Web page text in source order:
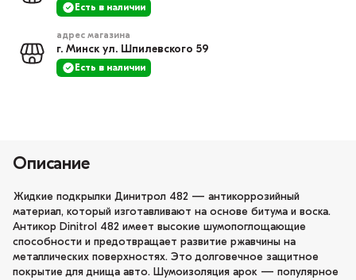
Есть в наличии
адрес магазина
г. Минск ул. Шпилевского 59
Есть в наличии
Описание
Жидкие подкрылки Динитрол 482 — антикоррозийный
материал, который изготавливают на основе битума и воска.
Антикор Dinitrol 482 имеет высокие шумопоглощающие
способности и предотвращает развитие ржавчины на
металлических поверхностях. Это долговечное защитное
покрытие для днища авто. Шумоизоляция арок — популярное